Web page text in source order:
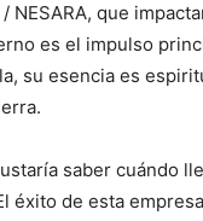
que
es el impulso
su esencia es
saber cuándo
éxito de esta empresa